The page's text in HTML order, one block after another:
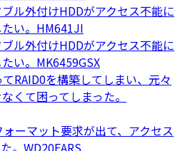
ル外付けHDDがアクセス不能に
い。HM641JI
ル外付けHDDがアクセス不能に
い。MK6459GSX
RAID0を構築してしまい、元々
くて困ってしまった。
ーマット要求が出て、アクセス
。WD20EARS